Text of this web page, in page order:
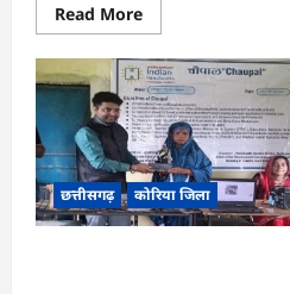
Read MoreRead
more
CG
:
अच्छा
और
बड़ा
सोचो,
लक्ष्य
हासिल
करने
के
लिए
छत्तीसगढ़ कोरिया जिला